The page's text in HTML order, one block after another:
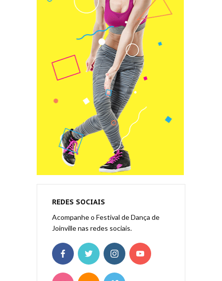
REDES SOCIAIS
Acompanhe o Festival de Dança de
Joinville nas redes sociais.